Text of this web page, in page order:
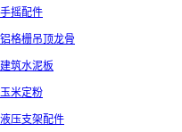
手摇配件
铝格栅吊顶龙骨
建筑水泥板
玉米定粉
液压支架配件